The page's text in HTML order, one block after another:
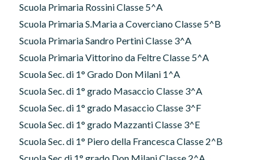
Scuola Primaria Rossini Classe 5^A
Scuola Primaria S.Maria a Coverciano Classe 5^B
Scuola Primaria Sandro Pertini Classe 3^A
Scuola Primaria Vittorino da Feltre Classe 5^A
Scuola Sec. di 1° Grado Don Milani 1^A
Scuola Sec. di 1° grado Masaccio Classe 3^A
Scuola Sec. di 1° grado Masaccio Classe 3^F
Scuola Sec. di 1° grado Mazzanti Classe 3^E
Scuola Sec. di 1° Piero della Francesca Classe 2^B